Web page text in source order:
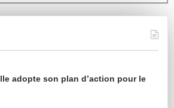
adopte son plan d’action pour le